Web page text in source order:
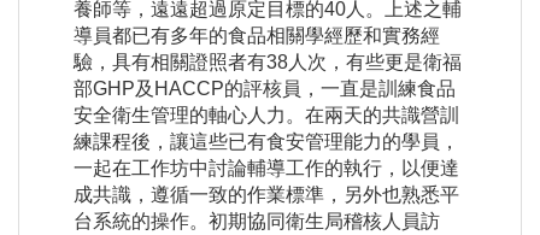
養師等，遠遠超過原定目標的40人。上述之輔
導員都已有多年的食品相關學經歷和實務經
驗，具有相關證照者有38人次，有些更是衛福
部GHP及HACCP的評核員，一直是訓練食品
安全衛生管理的軸心人力。在兩天的共識營訓
練課程後，讓這些已有食安管理能力的學員，
一起在工作坊中討論輔導工作的執行，以便達
成共識，遵循一致的作業標準，另外也熟悉平
台系統的操作。初期協同衛生局稽核人員訪